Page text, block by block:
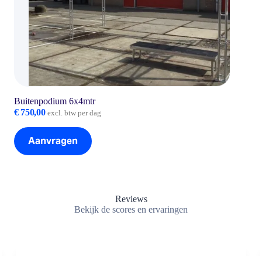
Buitenpodium 6x4mtr
€750,00 excl. btw per dag
Aanvragen
Reviews
Bekijk de scores en ervaringen